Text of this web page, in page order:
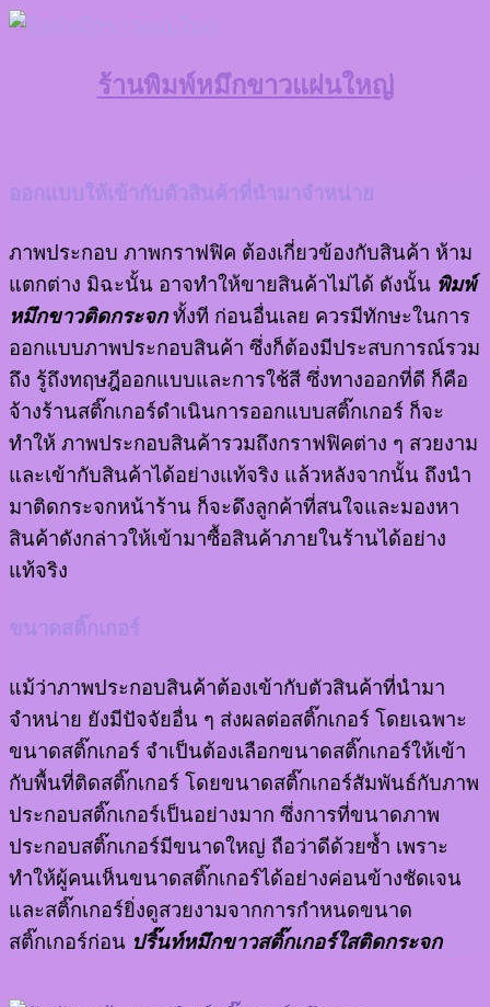
ร้านพิมพ์หมึกขาวแผ่นใหญ่
ออกแบบให้เข้ากับตัวสินค้าที่นำมาจำหน่าย
ภาพประกอบ ภาพกราฟฟิค ต้องเกี่ยวข้องกับสินค้า ห้าม
แตกต่าง มิฉะนั้น อาจทำให้ขายสินค้าไม่ได้ ดังนั้น พิมพ์
หมึกขาวติดกระจกทั้งที ก่อนอื่นเลย ควรมีทักษะในการ
ออกแบบภาพประกอบสินค้า ซึ่งก็ต้องมีประสบการณ์รวม
ถึง รู้ถึงทฤษฎีออกแบบและการใช้สี ซึ่งทางออกที่ดี ก็คือ
จ้างร้านสติ๊กเกอร์ดำเนินการออกแบบสติ๊กเกอร์ ก็จะ
ทำให้ ภาพประกอบสินค้ารวมถึงกราฟฟิคต่าง ๆ สวยงาม
และเข้ากับสินค้าได้อย่างแท้จริง แล้วหลังจากนั้น ถึงนำ
มาติดกระจกหน้าร้าน ก็จะดึงลูกค้าที่สนใจและมองหา
สินค้าดังกล่าวให้เข้ามาซื้อสินค้าภายในร้านได้อย่าง
แท้จริง
ขนาดสติ๊กเกอร์
แม้ว่าภาพประกอบสินค้าต้องเข้ากับตัวสินค้าที่นำมา
จำหน่าย ยังมีปัจจัยอื่น ๆ ส่งผลต่อสติ๊กเกอร์ โดยเฉพาะ
ขนาดสติ๊กเกอร์ จำเป็นต้องเลือกขนาดสติ๊กเกอร์ให้เข้า
กับพื้นที่ติดสติ๊กเกอร์ โดยขนาดสติ๊กเกอร์สัมพันธ์กับภาพ
ประกอบสติ๊กเกอร์เป็นอย่างมาก ซึ่งการที่ขนาดภาพ
ประกอบสติ๊กเกอร์มีขนาดใหญ่ ถือว่าดีด้วยซ้ำ เพราะ
ทำให้ผู้คนเห็นขนาดสติ๊กเกอร์ได้อย่างค่อนข้างชัดเจน
และสติ๊กเกอร์ยิ่งดูสวยงามจากการกำหนดขนาด
สติ๊กเกอร์ก่อน ปริ๊นท์หมึกขาวสติ๊กเกอร์ใสติดกระจก